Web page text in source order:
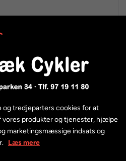
tredjeparters cookies for at
vores produkter og tjenester, hjælpe
marketingsmæssige indsats og
Læs mere